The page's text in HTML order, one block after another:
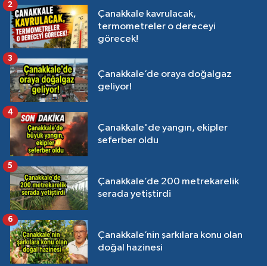
Çanakkale kavrulacak,
termometreler o dereceyi
görecek!
2
Çanakkale’de oraya doğalgaz
geliyor!
3
Çanakkale'de yangın, ekipler
seferber oldu
4
Çanakkale’de 200 metrekarelik
serada yetiştirdi
5
Çanakkale’nin şarkılara konu olan
doğal hazinesi
6